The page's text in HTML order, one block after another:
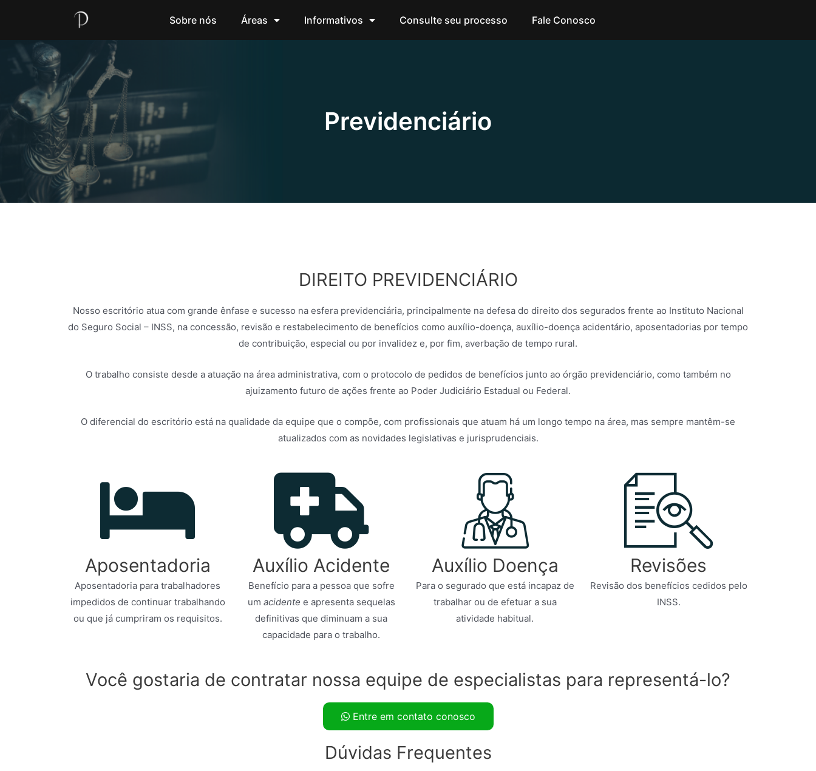
Sobre nós Áreas Informativos Consulte seu processo Fale Conosco
Previdenciário
DIREITO PREVIDENCIÁRIO
Nosso escritório atua com grande ênfase e sucesso na esfera previdenciária, principalmente na defesa do direito dos segurados frente ao Instituto Nacional
do Seguro Social – INSS, na concessão, revisão e restabelecimento de benefícios como auxílio-doença, auxílio-doença acidentário, aposentadorias por tempo
de contribuição, especial ou por invalidez e, por fim, averbação de tempo rural.
O trabalho consiste desde a atuação na área administrativa, com o protocolo de pedidos de benefícios junto ao órgão previdenciário, como também no
ajuizamento futuro de ações frente ao Poder Judiciário Estadual ou Federal.
O diferencial do escritório está na qualidade da equipe que o compõe, com profissionais que atuam há um longo tempo na área, mas sempre mantêm-se
atualizados com as novidades legislativas e jurisprudenciais.
Aposentadoria
Aposentadoria para trabalhadores
impedidos de continuar trabalhando
ou que já cumpriram os requisitos.
Auxílio Acidente
Benefício para a pessoa que sofre
um acidente e apresenta sequelas
definitivas que diminuam a sua
capacidade para o trabalho.
Auxílio Doença
Para o segurado que está incapaz de
trabalhar ou de efetuar a sua
atividade habitual.
Revisões
Revisão dos benefícios cedidos pelo
INSS.
Você gostaria de contratar nossa equipe de especialistas para representá-lo?
Entre em contato conosco
Dúvidas Frequentes